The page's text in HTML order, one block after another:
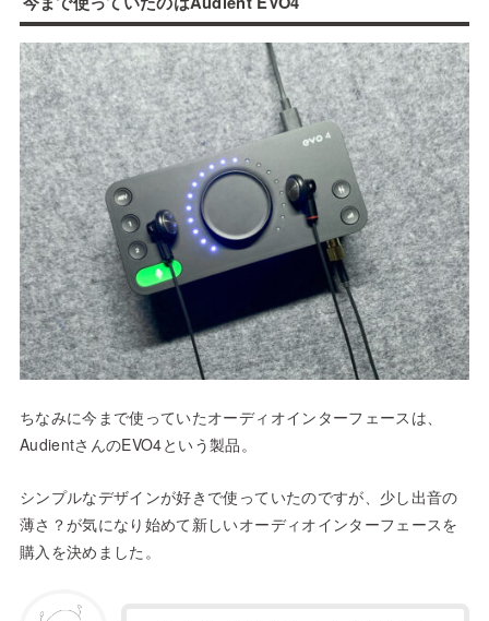
ちなみに今まで使っていたオーディオインターフェースは、
AudientさんのEVO4という製品。
シンプルなデザインが好きで使っていたのですが、少し出音の
薄さ？が気になり始めて新しいオーディオインターフェースを
購入を決めました。